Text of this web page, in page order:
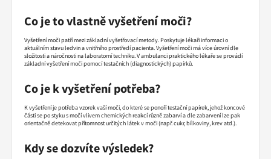
Co je to vlastně vyšetření moči?
Vyšetření moči patří mezi základní vyšetřovací metody. Poskytuje lékaři informaci o
aktuálním stavu ledvin a vnitřního prostředí pacienta. Vyšetření moči má více úrovní dle
složitosti a náročnosti na laboratorní techniku. V ambulanci praktického lékaře se provádí
základní vyšetření moči pomocí testačních (diagnostických) papírků.
Co je k vyšetření potřeba?
K vyšetření je potřeba vzorek vaší moči, do které se ponoří testační papírek, jehož koncové
části se po styku s močí vlivem chemických reakcí různě zabarví a dle zabarvení lze pak
orientačně detekovat přítomnost určitých látek v moči (např. cukr, bílkoviny, krev atd.).
Kdy se dozvíte výsledek?